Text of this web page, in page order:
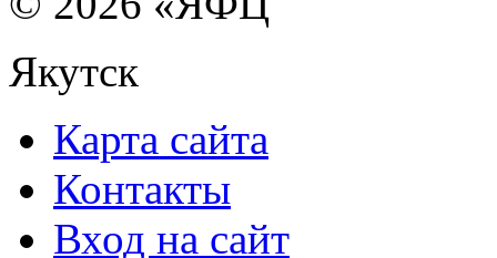
Якутск
Карта сайта
Контакты
Вход на сайт